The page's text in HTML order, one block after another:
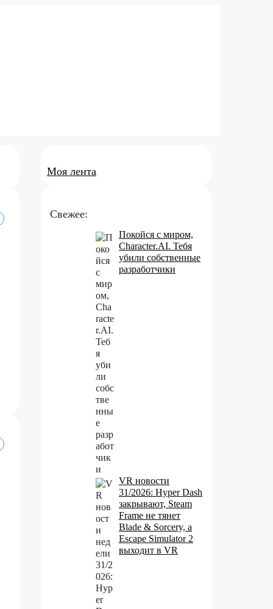
Моя лента
Свежее:
Покойся с миром,
Character.AI. Тебя
убили собственные
разработчики
VR новости
31/2026: Hyper Dash
закрывают, Steam
Frame не тянет
Blade & Sorcery, а
Escape Simulator 2
выходит в VR